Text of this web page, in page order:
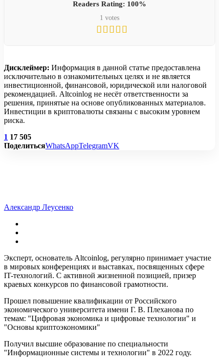
Readers Rating: 100%
1 votes
Дисклеймер: Информация в данной статье предоставлена
исключительно в ознакомительных целях и не является
инвестиционной, финансовой, юридической или налоговой
рекомендацией. Altcoinlog не несёт ответственности за
решения, принятые на основе опубликованных материалов.
Инвестиции в криптовалюты связаны с высоким уровнем
риска.
1 17 505
ПоделитьсяWhatsAppTelegramVK
Александр Леусенко
Эксперт, основатель Altcoinlog, регулярно принимает участие
в мировых конференциях и выставках, посвященных сфере
IT-технологий. С активной жизненной позицией, призер
краевых конкурсов по финансовой грамотности.
Прошел повышение квалификации от Российского
экономического университета имени Г. В. Плеханова по
темам: "Цифровая экономика и цифровые технологии" и
"Основы криптоэкономики"
Получил высшие образование по специальности
"Информационные системы и технологии" в 2022 году.